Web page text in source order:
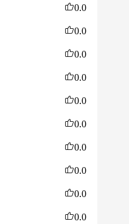
0.0
0.0
0.0
0.0
0.0
0.0
0.0
0.0
0.0
0.0